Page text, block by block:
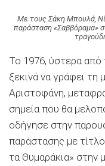
Με τους Σάκη Μπουλά,
παράσταση «Σαββόραμα»
Το 1976, ύστερα από
ξεκινά να γράφει τη
Αριστοφάνη,
σημεία που θα
οδήγησε στην
παράστασης με
τα Θυμαράκια» στην